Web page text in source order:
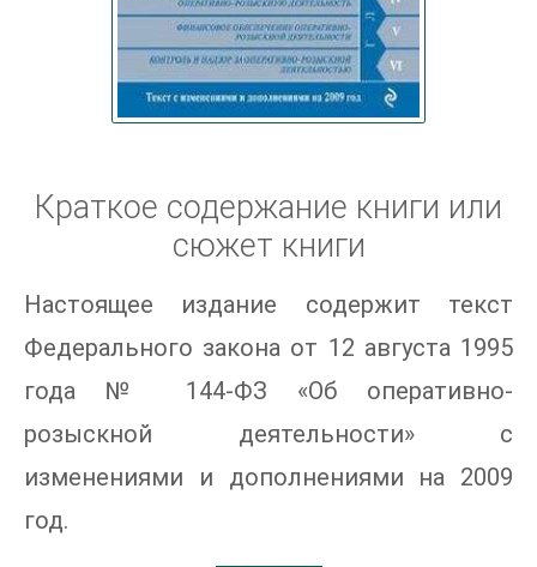
Краткое содержание книги или
сюжет книги
Настоящее издание содержит текст
Федерального закона от 12 августа 1995
года № 144-ФЗ «Об оперативно-
розыскной деятельности» с
изменениями и дополнениями на 2009
год.